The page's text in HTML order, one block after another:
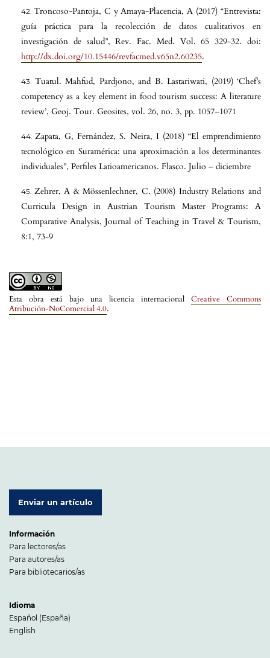
Esta obra está bajo una licencia internacional Creative Commons
Atribución-NoComercial 4.0.
Troncoso-Pantoja, C y Amaya-Placencia, A (2017) “Entrevista:
guía práctica para la recolección de datos cualitativos en
investigación de salud”, Rev. Fac. Med. Vol. 65 329-32. doi:
http://dx.doi.org/10.15446/revfacmed.v65n2.60235.
Tuatul. Mahfud, Pardjono, and B. Lastariwati, (2019) ‘Chef’s
competency as a key element in food tourism success: A literature
review’, Geoj. Tour. Geosites, vol. 26, no. 3, pp. 1057–1071
Zapata, G, Fernández, S. Neira, I (2018) “El emprendimiento
tecnológico en Suramérica: una aproximación a los determinantes
individuales”, Perfiles Latioamericanos. Flasco. Julio – diciembre
Zehrer, A & Mössenlechner, C. (2008) Industry Relations and
Curricula Design in Austrian Tourism Master Programs: A
Comparative Analysis, Journal of Teaching in Travel & Tourism,
8:1, 73-9
Enviar un artículo
Información
Para lectores/as
Para autores/as
Para bibliotecarios/as
Idioma
Español (España)
English